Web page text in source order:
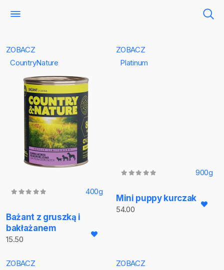
ZOBACZ
CountryNature
400g
Bażant z gruszką i
bakłażanem
15.50
ZOBACZ
Platinum
900g
Mini puppy kurczak
54.00
ZOBACZ
ZOBACZ